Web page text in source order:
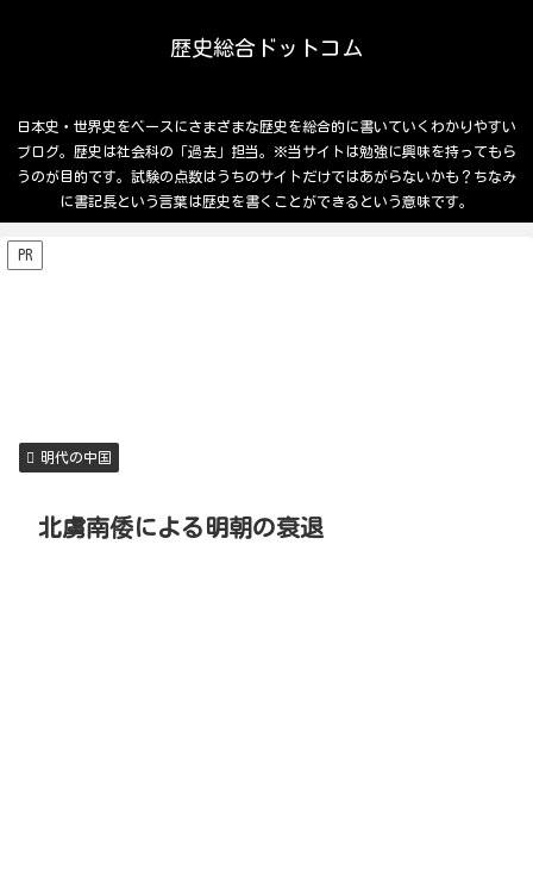
歴史総合ドットコム
日本史・世界史をベースにさまざまな歴史を総合的に書いていくわかりやすい
ブログ。歴史は社会科の「過去」担当。※当サイトは勉強に興味を持ってもら
うのが目的です。試験の点数はうちのサイトだけではあがらないかも？ちなみ
に書記長という言葉は歴史を書くことができるという意味です。
PR
明代の中国
北虜南倭による明朝の衰退